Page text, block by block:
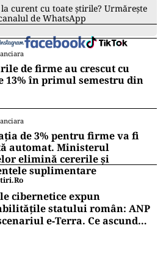
vor continua să facă 5G tot
și mai mult
mulți reprezentanți bine-
științifice, politice și
discursuri în cadrul
vorbit despre cum
tehnologia pentru binele
curent cu toate știrile? Urmărește
de WhatsApp